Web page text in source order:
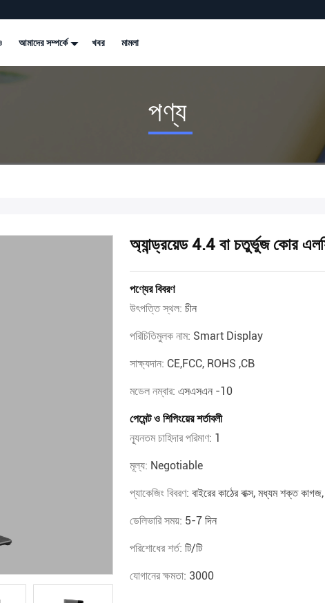
আমাদের সম্পর্কে খবর মামলা
পণ্য
অ্যান্ড্রয়েড 4.4 বা চতুর্ভুজ কোর
পণ্যের বিবরণ
উৎপত্তি স্থল: চীন
পরিচিতিমুলক নাম: Smart Display
সাক্ষ্যদান: CE,FCC, ROHS ,CB
মডেল নম্বার: এসএসএন -10
পেমেন্ট ও শিপিংয়ের শর্তাবলী
ন্যূনতম চাহিদার পরিমাণ: 1
মূল্য: Negotiable
প্যাকেজিং বিবরণ: বাইরের কাঠের বাক্স, মধ্যম শক্ত
ডেলিভারি সময়: 5-7 দিন
পরিশোধের শর্ত: টি/টি
যোগানের ক্ষমতা: 3000